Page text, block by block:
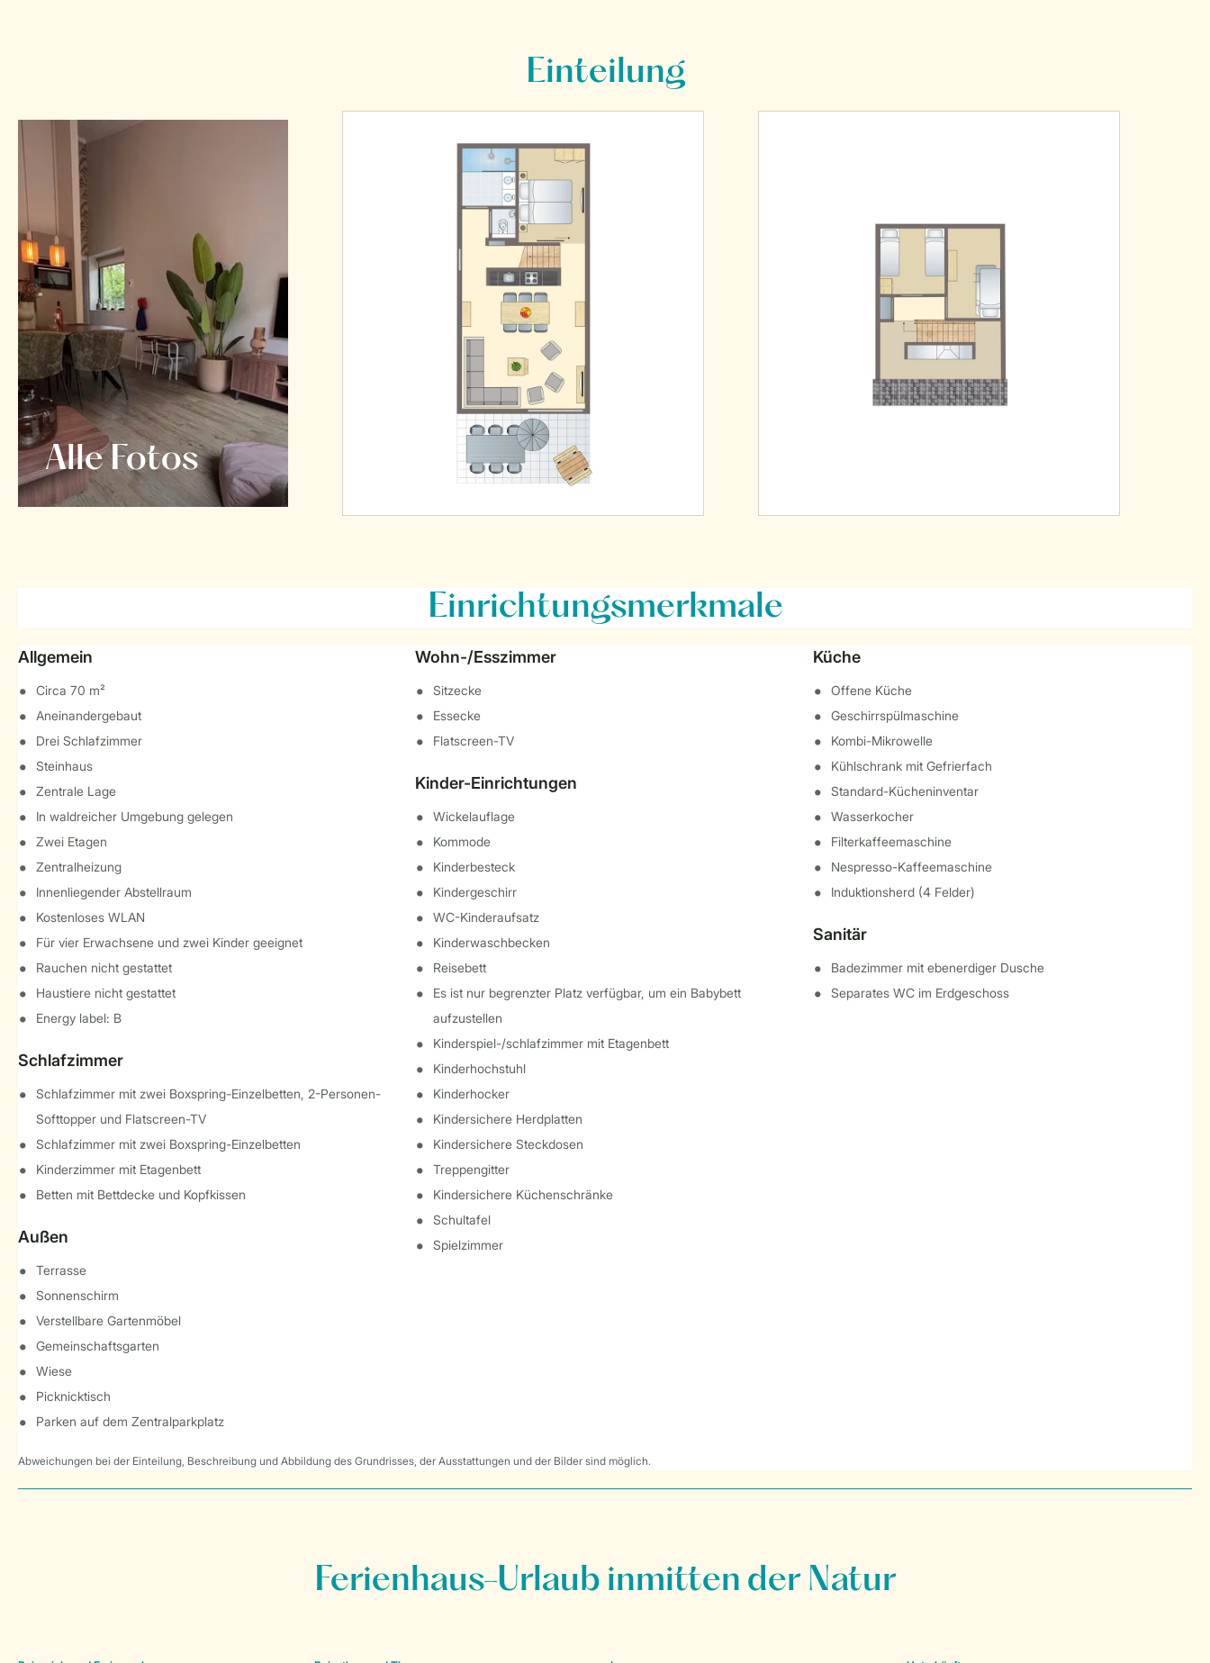
Einteilung
Alle Fotos
Einrichtungsmerkmale
Allgemein
Circa 70 m²
Aneinandergebaut
Drei Schlafzimmer
Steinhaus
Zentrale Lage
In waldreicher Umgebung gelegen
Zwei Etagen
Zentralheizung
Innenliegender Abstellraum
Kostenloses WLAN
Für vier Erwachsene und zwei Kinder geeignet
Rauchen nicht gestattet
Haustiere nicht gestattet
Energy label: B
Schlafzimmer
Schlafzimmer mit zwei Boxspring-Einzelbetten, 2-Personen-
Softtopper und Flatscreen-TV
Schlafzimmer mit zwei Boxspring-Einzelbetten
Kinderzimmer mit Etagenbett
Betten mit Bettdecke und Kopfkissen
Außen
Terrasse
Sonnenschirm
Verstellbare Gartenmöbel
Gemeinschaftsgarten
Wiese
Picknicktisch
Parken auf dem Zentralparkplatz
Wohn-/Esszimmer
Sitzecke
Essecke
Flatscreen-TV
Kinder-Einrichtungen
Wickelauflage
Kommode
Kinderbesteck
Kindergeschirr
WC-Kinderaufsatz
Kinderwaschbecken
Reisebett
Es ist nur begrenzter Platz verfügbar, um ein Babybett
aufzustellen
Kinderspiel-/schlafzimmer mit Etagenbett
Kinderhochstuhl
Kinderhocker
Kindersichere Herdplatten
Kindersichere Steckdosen
Treppengitter
Kindersichere Küchenschränke
Schultafel
Spielzimmer
Küche
Offene Küche
Geschirrspülmaschine
Kombi-Mikrowelle
Kühlschrank mit Gefrierfach
Standard-Kücheninventar
Wasserkocher
Filterkaffeemaschine
Nespresso-Kaffeemaschine
Induktionsherd (4 Felder)
Sanitär
Badezimmer mit ebenerdiger Dusche
Separates WC im Erdgeschoss
Abweichungen bei der Einteilung, Beschreibung und Abbildung des Grundrisses, der Ausstattungen und der Bilder sind möglich.
Ferienhaus-Urlaub inmitten der Natur